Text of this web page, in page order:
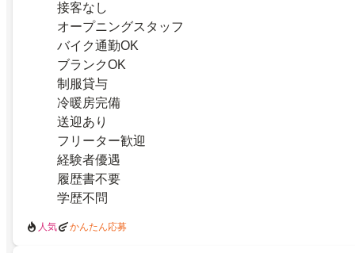
接客なし
オープニングスタッフ
バイク通勤OK
ブランクOK
制服貸与
冷暖房完備
送迎あり
フリーター歓迎
経験者優遇
履歴書不要
学歴不問
人気 かんたん応募